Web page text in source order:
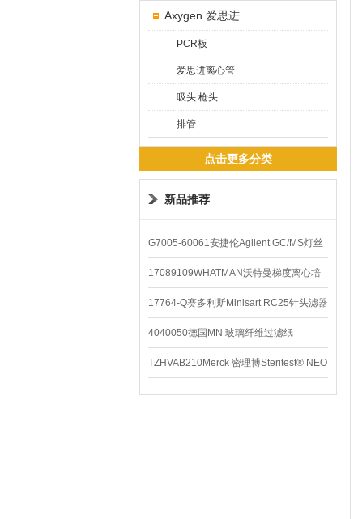
Axygen 爱思进
PCR板
爱思进离心管
吸头 枪头
排管
点击更多分类
新品推荐
G7005-60061安捷伦Agilent GC/MS灯丝
配件
17089109WHATMAN沃特曼梯度离心培
养基
17764-Q赛多利斯Minisart RC25针头滤器
4040050德国MN 玻璃纤维过滤纸
TZHVAB210Merck 密理博Steritest® NEO
设备